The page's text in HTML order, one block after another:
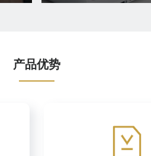
产品优势